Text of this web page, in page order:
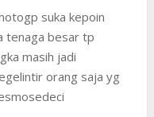
suka kepoin
tenaga besar tp
masih jadi
orang saja yg